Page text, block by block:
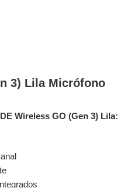
3) Lila Micrófono
Wireless GO (Gen 3) Lila: